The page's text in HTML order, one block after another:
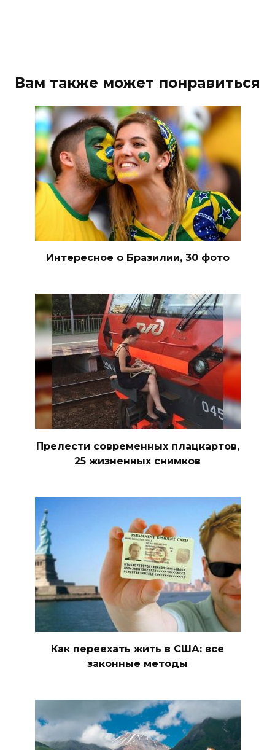
Вам также может понравиться
Интересное о Бразилии, 30 фото
Прелести современных плацкартов,
25 жизненных снимков
Как переехать жить в США: все
законные методы